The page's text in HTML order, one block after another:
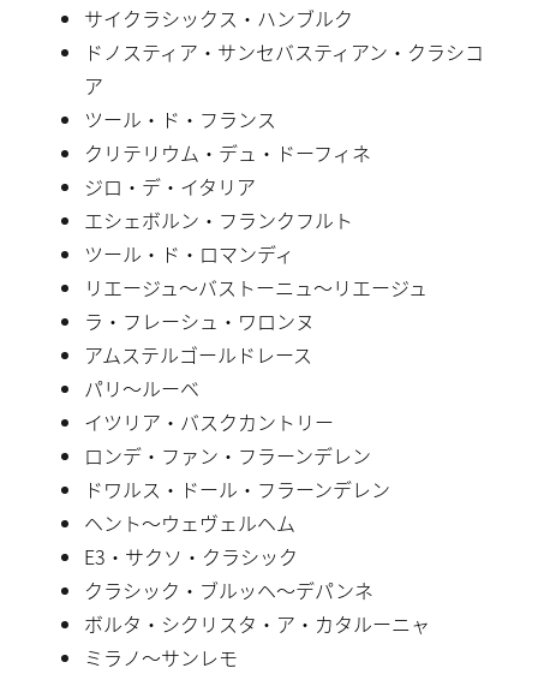
サイクラシックス・ハンブルク
ドノスティア・サンセバスティアン・クラシコ
ア
ツール・ド・フランス
クリテリウム・デュ・ドーフィネ
ジロ・デ・イタリア
エシェボルン・フランクフルト
ツール・ド・ロマンディ
リエージュ〜バストーニュ〜リエージュ
ラ・フレーシュ・ワロンヌ
アムステルゴールドレース
パリ〜ルーベ
イツリア・バスクカントリー
ロンデ・ファン・フラーンデレン
ドワルス・ドール・フラーンデレン
ヘント〜ウェヴェルヘム
E3・サクソ・クラシック
クラシック・ブルッヘ〜デパンネ
ボルタ・シクリスタ・ア・カタルーニャ
ミラノ〜サンレモ